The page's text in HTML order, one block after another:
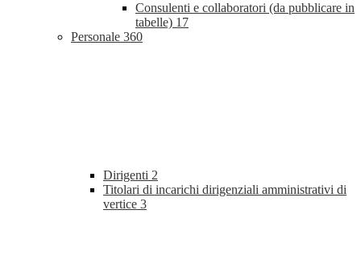
Consulenti e collaboratori (da pubblicare in
tabelle) 17
Personale 360
Dirigenti 2
Titolari di incarichi dirigenziali amministrativi di
vertice 3